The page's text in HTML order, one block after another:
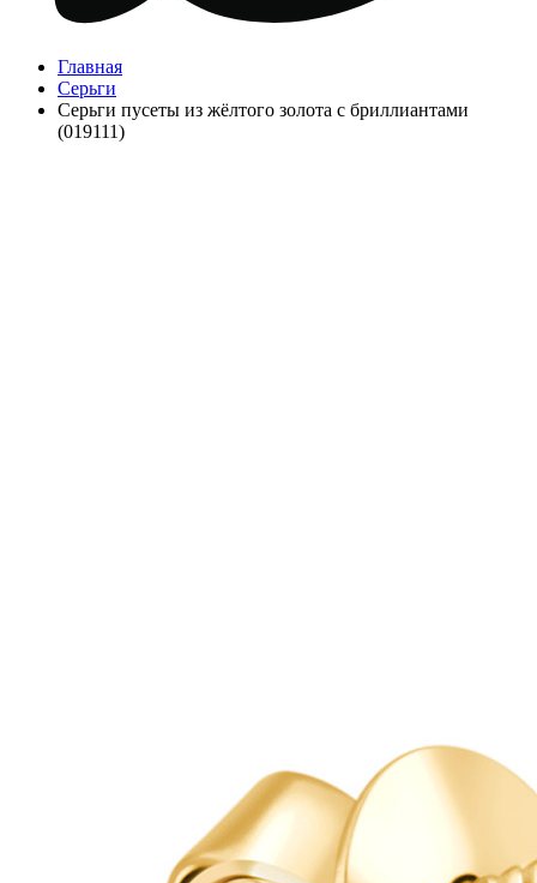
Главная
Серьги
Серьги пусеты из жёлтого золота с бриллиантами
(019111)